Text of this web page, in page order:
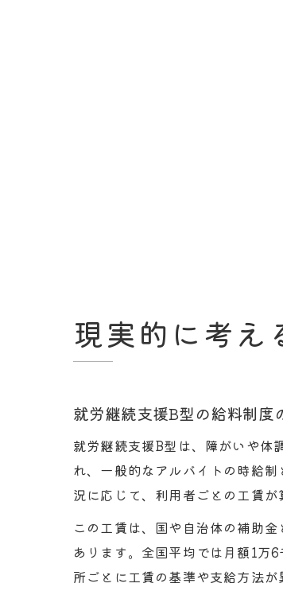
現実的に考え
就労継続支援B型の給料制度
就労継続支援B型は、障がいや体
れ、一般的なアルバイトの時給
況に応じて、利用者ごとの工賃が
この工賃は、国や自治体の補助
あります。全国平均では月額1万
所ごとに工賃の基準や支給方法が